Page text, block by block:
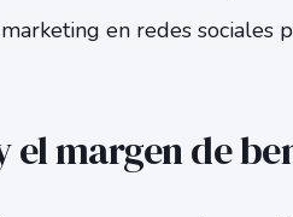
en redes sociales
margen de